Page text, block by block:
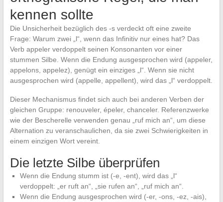
kennen sollte
Die Unsicherheit bezüglich des -s verdeckt oft eine zweite
Frage: Warum zwei „l“, wenn das Infinitiv nur eines hat? Das
Verb appeler verdoppelt seinen Konsonanten vor einer
stummen Silbe. Wenn die Endung ausgesprochen wird (appeler,
appelons, appelez), genügt ein einziges „l“. Wenn sie nicht
ausgesprochen wird (appelle, appellent), wird das „l“ verdoppelt.
Dieser Mechanismus findet sich auch bei anderen Verben der
gleichen Gruppe: renouveler, épeler, chanceler. Referenzwerke
wie der Bescherelle verwenden genau „ruf mich an“, um diese
Alternation zu veranschaulichen, da sie zwei Schwierigkeiten in
einem einzigen Wort vereint.
Die letzte Silbe überprüfen
Wenn die Endung stumm ist (-e, -ent), wird das „l“
verdoppelt: „er ruft an“, „sie rufen an“, „ruf mich an“.
Wenn die Endung ausgesprochen wird (-er, -ons, -ez, -ais),